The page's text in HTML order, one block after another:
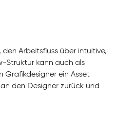
Arbeitsfluss über intuitive,
Struktur kann auch als
Grafikdesigner ein Asset
den Designer zurück und